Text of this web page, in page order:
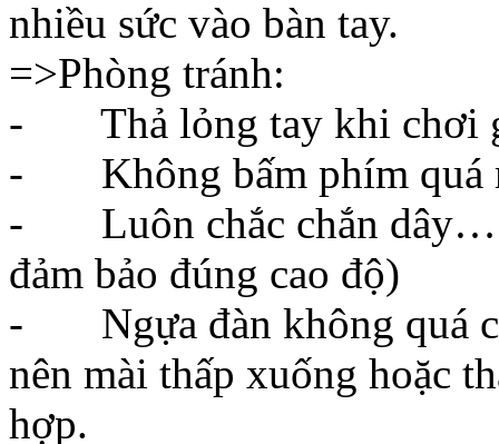
- Không bấm phím quá
- Luôn chắc chắn dây…
đảm bảo đúng cao độ)
- Ngựa đàn không quá
nên mài thấp xuống hoặc
hợp.
3.
Làm nóng và khởi
đúng cách